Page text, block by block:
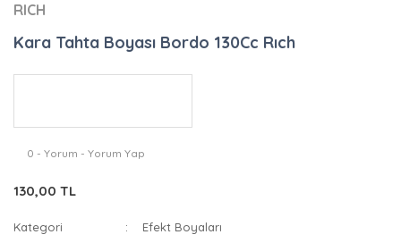
RICH
Kara Tahta Boyası Bordo 130Cc Rıch
0 - Yorum - Yorum Yap
130,00 TL
Kategori
Efekt Boyaları